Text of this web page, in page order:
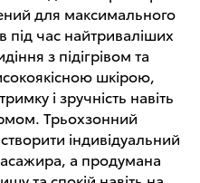
для максимального
під час найтриваліших
з підігрівом та
шкірою,
і зручність навіть
Трьохзонний
індивідуальний
а продумана